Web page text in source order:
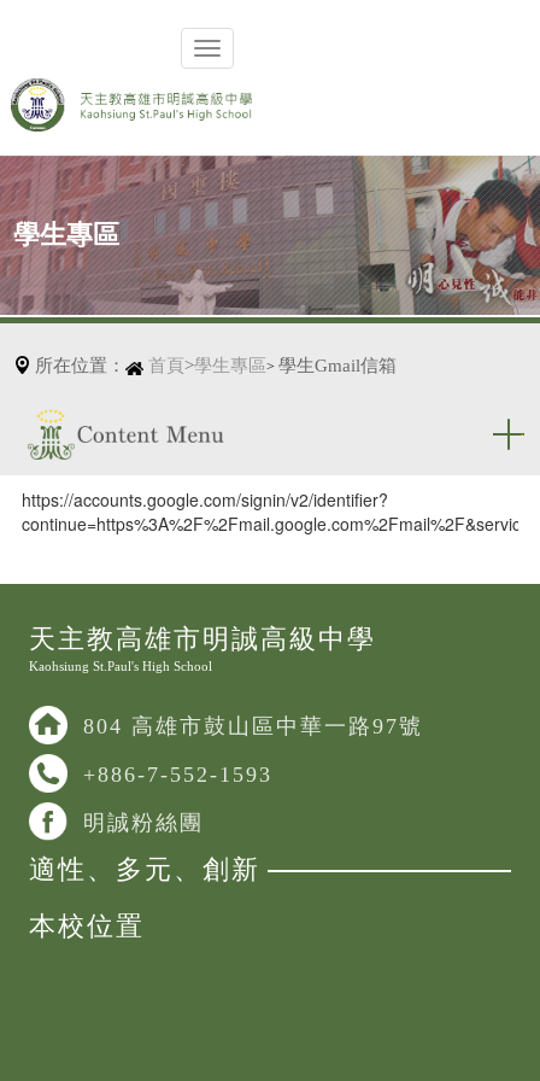
學生專區
所在位置： 首頁>學生專區> 學生Gmail信箱
學生Gmail信箱
https://accounts.google.com/signin/v2/identifier?
天主教高雄市明誠高級中學
Kaohsiung St.Paul's High School
804 高雄市鼓山區中華一路97號
+886-7-552-1593
明誠粉絲團
適性、多元、創新
本校位置